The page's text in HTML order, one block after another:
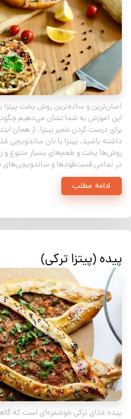
آسان‌ترین و ساده‌ترین روش پخت پیتزا
این آموزش به شما نشان می‌دهیم
برای درست کردن خمیر پیتزا، از همان
داشته باشید. پیتزا با نان ساندویچی
روش‌ها پخت و طعم‌های بسیار متنوع و
در تمامی فست‌فودها و
ادامه مطلب
پیده (پیتزا ترکی)
پیده غذای ترکی خوشمزه‌ای است که